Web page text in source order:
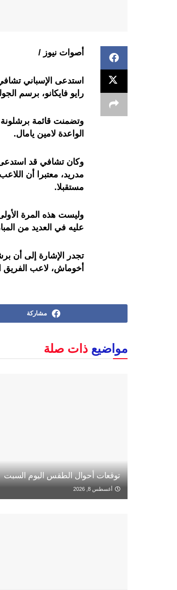
أصوات نيوز /
استدعى الإسباني
رايو فايكانو، برسم الجولة 31 من
وتضمنت قائمة برشلونة
الواعدة لامين يامال.
وكان تشافي قد استدعى
مستقبلا.
وليست هذه المرة
عليه في العديد من
تجدر الإشارة إلى أن
أخوماش، لاعب الفريق
مشاركة
مواضيع ذات صلة
توقعات أحوال الطقس اليوم السبت
أغسطس 8, 2026